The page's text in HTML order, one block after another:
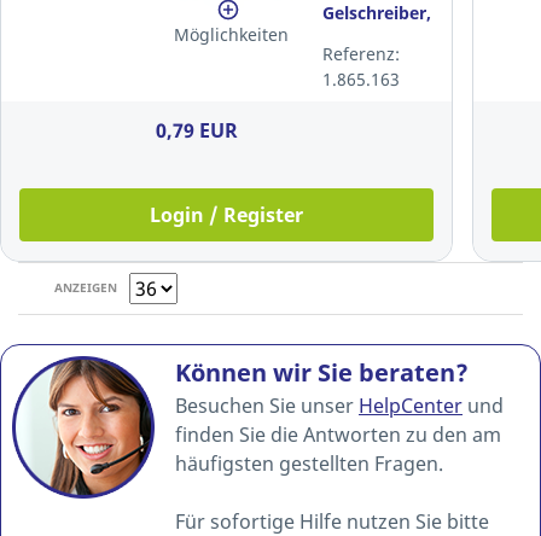
Möglichkeiten
Gelschreiber,
Druckmechanik,
0,7 mm, blau
Referenz:
1.865.163
0,79 EUR
Login / Register
ANZEIGEN
Können wir Sie beraten?
Besuchen Sie unser HelpCenter und
finden Sie die Antworten zu den am
häufigsten gestellten Fragen.
Für sofortige Hilfe nutzen Sie bitte